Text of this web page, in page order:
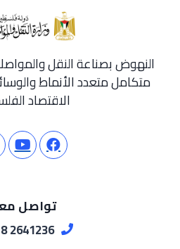
النهوض بصناعة النقل
متكامل متعدد الأنماط
الاقتصاد
تواصل
2641236 8 970+